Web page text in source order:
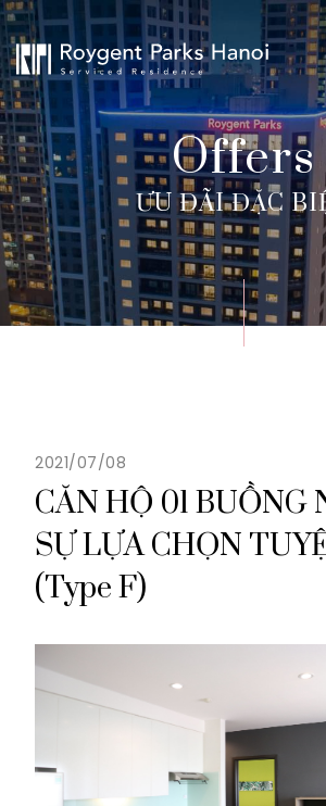
Offers
ƯU ĐÃI ĐẶC
2021/07/08
CĂN HỘ 01 BUỒNG
SỰ LỰA CHỌN
(Type F)